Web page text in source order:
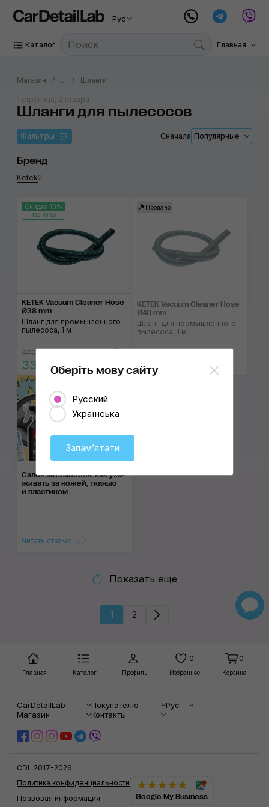
Рус
Каталог Главная
Магазин ... Шланги
Шланги для пылесосов
1 страница, 2 товара
Фильтры Сначала Популярные
Бренд
Ketek2
Скидка 10%
160:08:53
KETEK Vacuum Cleaner Hose
Ø38 mm
Шланг для промышленного
пылесоса, 1 м
370 ₴
330 ₴
Продано
KETEK Vacuum Cleaner Hose
Ø40 mm
Шланг для промышленного
пылесоса, 1 м
400 ₴
Салон автомобиля: как уха­
жи­вать за ко­жей, тка­нью
и пла­сти­ком
Читать статью
Показать еще
1 2
Главная Каталог Профиль
0
Избранное
0
Корзина
CarDetailLab Покупателю
Рус
Магазин
Контакты
CDL 2017-2026
Правовая информация
Политика конфиденциальности
Google My Business
Оберіть мову сайту
Русский
Українська
Запамʼятати